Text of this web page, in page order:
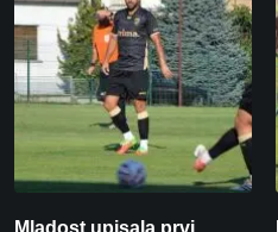
Mladost upisala prvi